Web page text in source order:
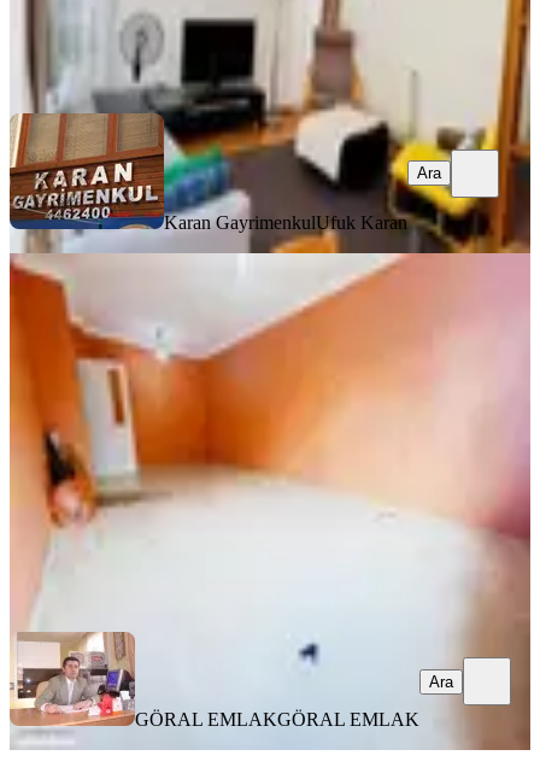
Karan Gayrimenkul
Ara
Karan GayrimenkulUfuk Karan
Ara
YENİ
Göral Emlak 2+1 Boş Polis Evi Arkası
Dikmen Vadi Blokların Da
Çankaya, İlkadım Mahallesi
2+1
GÖRAL EMLAK
Ara
GÖRAL EMLAKGÖRAL EMLAK
Ara